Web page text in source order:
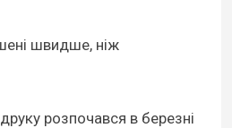
швидше, ніж
розпочався в березні